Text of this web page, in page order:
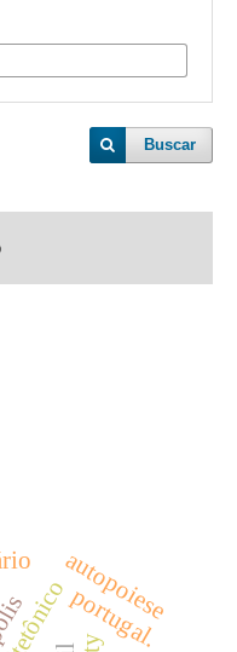
Buscar
portugal.
autopoiese